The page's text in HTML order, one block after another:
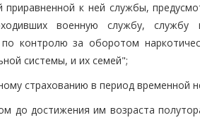
к ней службы,
военную службу, службу
контролю за оборотом
системы, и их семей";
страхованию в период временной
до достижения им возраста